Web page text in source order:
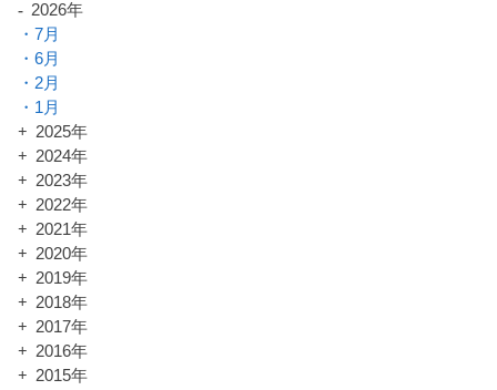
2026年
7月
6月
2月
1月
2025年
2024年
2023年
2022年
2021年
2020年
2019年
2018年
2017年
2016年
2015年